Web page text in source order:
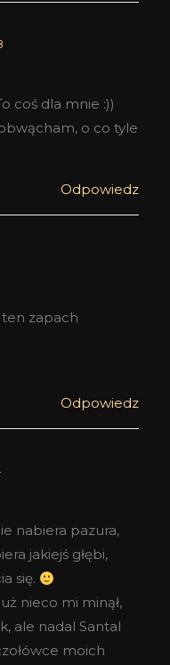
coś dla mnie :))
o co tyle
Odpowiedz
ten zapach
Odpowiedz
nabiera pazura,
jakiejś głębi,
się.
nieco mi minął,
ale nadal Santal
moich